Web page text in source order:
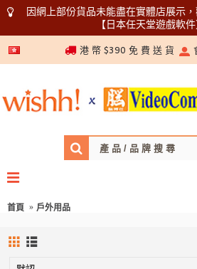
因網上部份貨品未能盡在實體店展示
【日本任天堂遊戲軟件
5366 1340
港 幣 $390 免 費 送 貨
首頁 戶外用品